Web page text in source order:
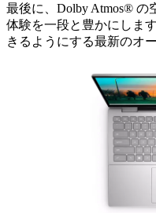
最後に、Dolby Atmos® の
体験を一段と豊かにしま
きるようにする最新のオ